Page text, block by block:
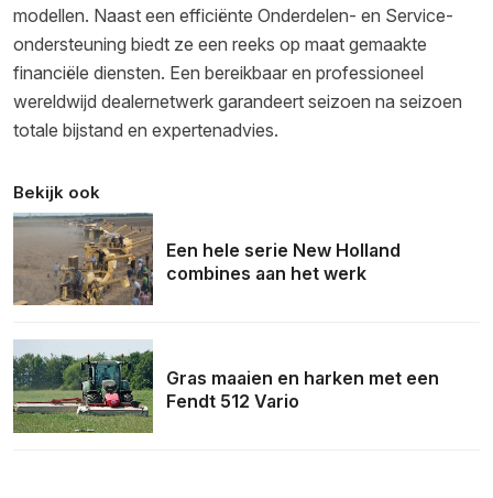
modellen. Naast een efficiënte Onderdelen- en Service-
ondersteuning biedt ze een reeks op maat gemaakte
financiële diensten. Een bereikbaar en professioneel
wereldwijd dealernetwerk garandeert seizoen na seizoen
totale bijstand en expertenadvies.
Bekijk ook
Een hele serie New Holland
combines aan het werk
Gras maaien en harken met een
Fendt 512 Vario